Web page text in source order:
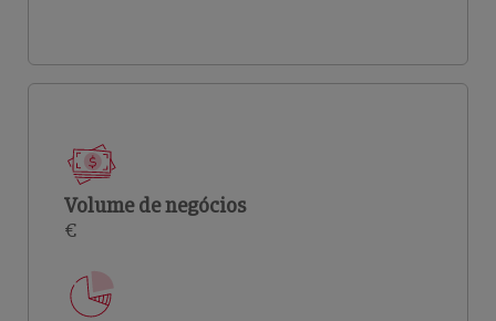
Volume de negócios
€